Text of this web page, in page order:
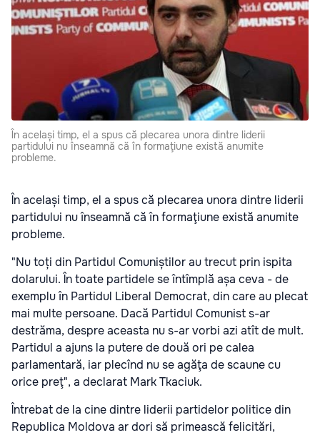
În același timp, el a spus că plecarea unora dintre liderii
partidului nu înseamnă că în formaţiune există anumite
probleme.
În același timp, el a spus că plecarea unora dintre liderii
partidului nu înseamnă că în formaţiune există anumite
probleme.
"Nu toți din Partidul Comuniștilor au trecut prin ispita
dolarului. În toate partidele se întîmplă așa ceva - de
exemplu în Partidul Liberal Democrat, din care au plecat
mai multe persoane. Dacă Partidul Comunist s-ar
destrăma, despre aceasta nu s-ar vorbi azi atît de mult.
Partidul a ajuns la putere de două ori pe calea
parlamentară, iar plecînd nu se agăţa de scaune cu
orice preţ", a declarat Mark Tkaciuk.
Întrebat de la cine dintre liderii partidelor politice din
Republica Moldova ar dori să primească felicitări,